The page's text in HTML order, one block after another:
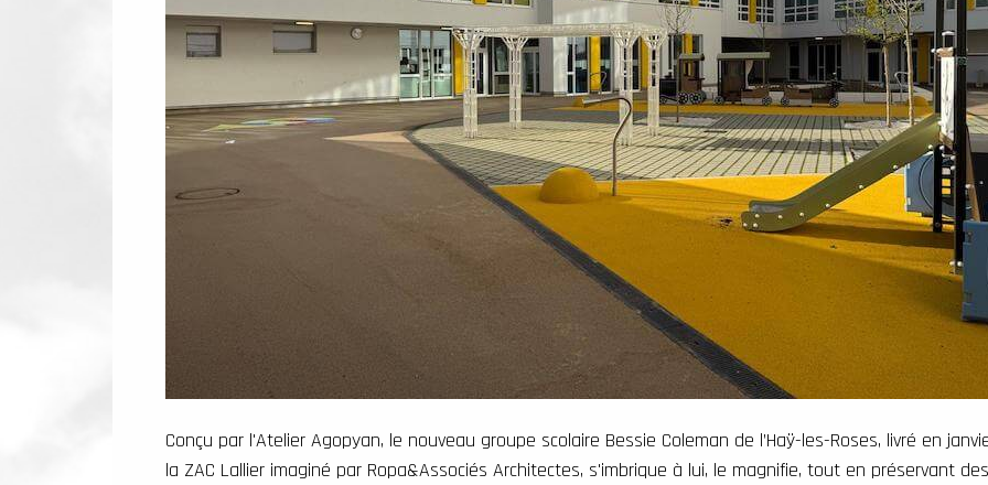
Conçu par l'Atelier Agopyan, le nouveau groupe scolaire Bessie Coleman de l’Haÿ-les-Roses, livré en
la ZAC Lallier imaginé par Ropa&Associés Architectes, s'imbrique à lui, le magnifie, tout en préservant